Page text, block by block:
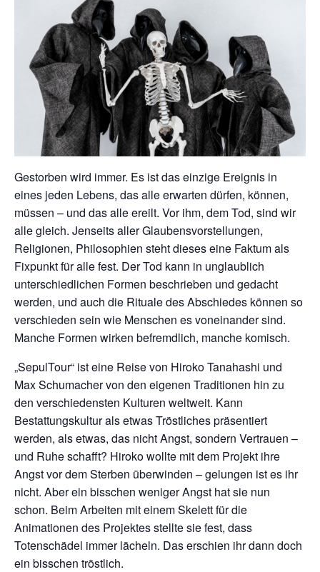
Gestorben wird immer. Es ist das einzige Ereignis in
eines jeden Lebens, das alle erwarten dürfen, können,
müssen – und das alle ereilt. Vor ihm, dem Tod, sind wir
alle gleich. Jenseits aller Glaubensvorstellungen,
Religionen, Philosophien steht dieses eine Faktum als
Fixpunkt für alle fest. Der Tod kann in unglaublich
unterschiedlichen Formen beschrieben und gedacht
werden, und auch die Rituale des Abschiedes können so
verschieden sein wie Menschen es voneinander sind.
Manche Formen wirken befremdlich, manche komisch.
„SepulTour“ ist eine Reise von Hiroko Tanahashi und
Max Schumacher von den eigenen Traditionen hin zu
den verschiedensten Kulturen weltweit. Kann
Bestattungskultur als etwas Tröstliches präsentiert
werden, als etwas, das nicht Angst, sondern Vertrauen –
und Ruhe schafft? Hiroko wollte mit dem Projekt ihre
Angst vor dem Sterben überwinden – gelungen ist es ihr
nicht. Aber ein bisschen weniger Angst hat sie nun
schon. Beim Arbeiten mit einem Skelett für die
Animationen des Projektes stellte sie fest, dass
Totenschädel immer lächeln. Das erschien ihr dann doch
ein bisschen tröstlich.